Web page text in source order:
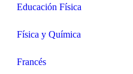
Educación Física
Física y Química
Francés